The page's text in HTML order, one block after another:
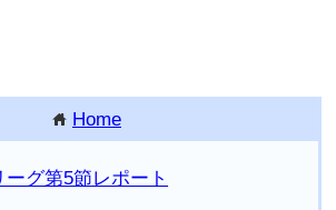
home Home
グ第5節レポート